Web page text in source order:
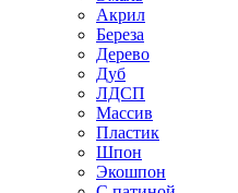
Акрил
Береза
Дерево
Дуб
ЛДСП
Массив
Пластик
Шпон
Экошпон